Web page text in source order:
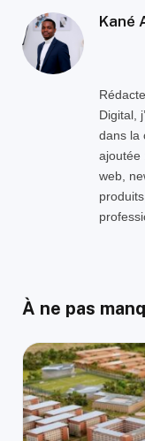
Kané
Digital,
dans la
ajoutée
web,
À ne pas